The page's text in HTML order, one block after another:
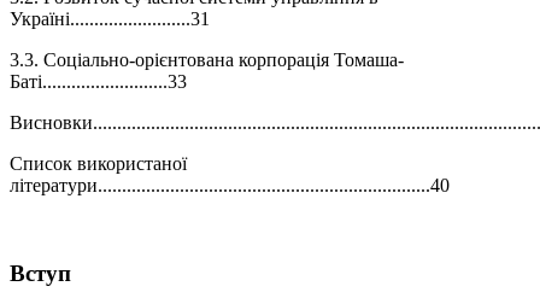
Україні.........................31
3.3. Соціально-орієнтована корпорація Томаша-
Баті..........................33
Список використаної
літератури.....................................................................40
Вступ